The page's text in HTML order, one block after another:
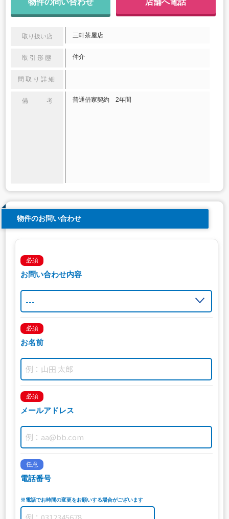
取り扱い店 三軒茶屋店
取引形態 仲介
間取り詳細
備 考 普通借家契約 2年間
物件のお問い合わせ
必須
お問い合わせ内容
必須
お名前
必須
メールアドレス
任意
電話番号
※電話でお時間の変更をお願いする場合がございます